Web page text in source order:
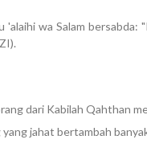
'alaihi wa Salam
dari Kabilah Qahthan
jahat bertambah